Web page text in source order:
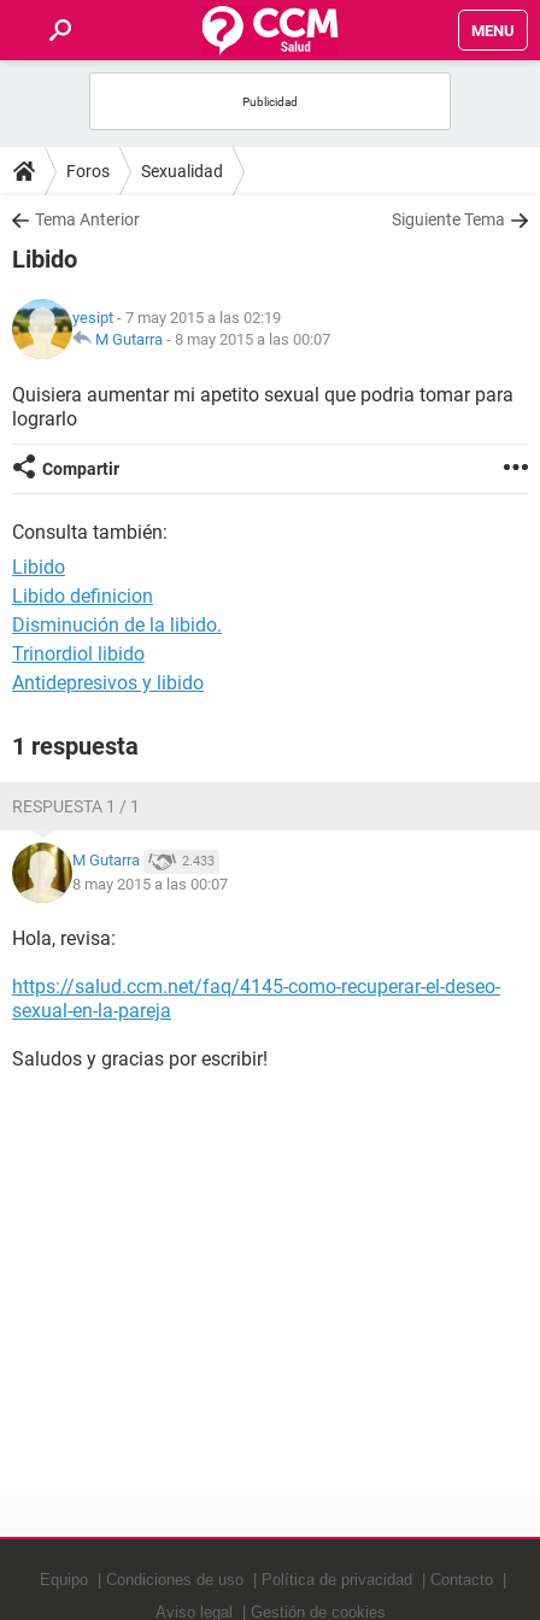
MENU
FOROS
SALUD
NUTRICIÓN
BIENESTAR
SEXUALIDAD
GLOSARIO
Foros Sexualidad
Tema Anterior Siguiente Tema
Libido
yesipt - 7 may 2015 a las 02:19
M Gutarra - 8 may 2015 a las 00:07
Quisiera aumentar mi apetito sexual que podria tomar para
lograrlo
Compartir
Consulta también:
Libido
Libido definicion
Disminución de la libido.
Trinordiol libido
Antidepresivos y libido
1 respuesta
RESPUESTA 1 / 1
M Gutarra 2.433
8 may 2015 a las 00:07
Hola, revisa:
https://salud.ccm.net/faq/4145-como-recuperar-el-deseo-
sexual-en-la-pareja
Saludos y gracias por escribir!
Equipo Condiciones de uso Política de privacidad
Contacto
Aviso legal
Gestión de cookies